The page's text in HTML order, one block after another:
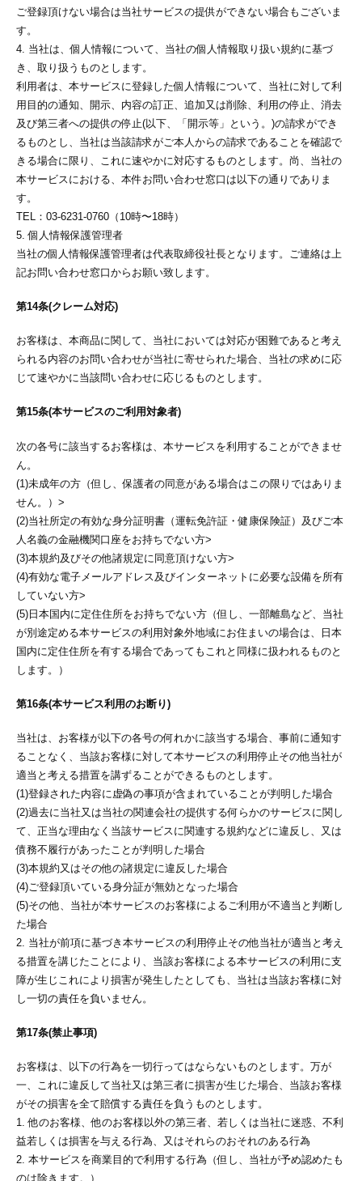
ご登録頂けない場合は当社サービスの提供ができない場合もございま
す。
4. 当社は、個人情報について、当社の個人情報取り扱い規約に基づ
き、取り扱うものとします。
利用者は、本サービスに登録した個人情報について、当社に対して利
用目的の通知、開示、内容の訂正、追加又は削除、利用の停止、消去
及び第三者への提供の停止(以下、「開示等」という。)の請求ができ
るものとし、当社は当該請求がご本人からの請求であることを確認で
きる場合に限り、これに速やかに対応するものとします。尚、当社の
本サービスにおける、本件お問い合わせ窓口は以下の通りでありま
す。
TEL：03-6231-0760（10時〜18時）
5. 個人情報保護管理者
当社の個人情報保護管理者は代表取締役社長となります。ご連絡は上
記お問い合わせ窓口からお願い致します。
第14条(クレーム対応)
お客様は、本商品に関して、当社においては対応が困難であると考え
られる内容のお問い合わせが当社に寄せられた場合、当社の求めに応
じて速やかに当該問い合わせに応じるものとします。
第15条(本サービスのご利用対象者)
次の各号に該当するお客様は、本サービスを利用することができませ
ん。
(1)未成年の方（但し、保護者の同意がある場合はこの限りではありま
せん。）>
(2)当社所定の有効な身分証明書（運転免許証・健康保険証）及びご本
人名義の金融機関口座をお持ちでない方>
(3)本規約及びその他諸規定に同意頂けない方>
(4)有効な電子メールアドレス及びインターネットに必要な設備を所有
していない方>
(5)日本国内に定住住所をお持ちでない方（但し、一部離島など、当社
が別途定める本サービスの利用対象外地域にお住まいの場合は、日本
国内に定住住所を有する場合であってもこれと同様に扱われるものと
します。）
第16条(本サービス利用のお断り)
当社は、お客様が以下の各号の何れかに該当する場合、事前に通知す
ることなく、当該お客様に対して本サービスの利用停止その他当社が
適当と考える措置を講ずることができるものとします。
(1)登録された内容に虚偽の事項が含まれていることが判明した場合
(2)過去に当社又は当社の関連会社の提供する何らかのサービスに関し
て、正当な理由なく当該サービスに関連する規約などに違反し、又は
債務不履行があったことが判明した場合
(3)本規約又はその他の諸規定に違反した場合
(4)ご登録頂いている身分証が無効となった場合
(5)その他、当社が本サービスのお客様によるご利用が不適当と判断し
た場合
2. 当社が前項に基づき本サービスの利用停止その他当社が適当と考え
る措置を講じたことにより、当該お客様による本サービスの利用に支
障が生じこれにより損害が発生したとしても、当社は当該お客様に対
し一切の責任を負いません。
第17条(禁止事項)
お客様は、以下の行為を一切行ってはならないものとします。万が
一、これに違反して当社又は第三者に損害が生じた場合、当該お客様
がその損害を全て賠償する責任を負うものとします。
1. 他のお客様、他のお客様以外の第三者、若しくは当社に迷惑、不利
益若しくは損害を与える行為、又はそれらのおそれのある行為
2. 本サービスを商業目的で利用する行為（但し、当社が予め認めたも
のは除きます。）